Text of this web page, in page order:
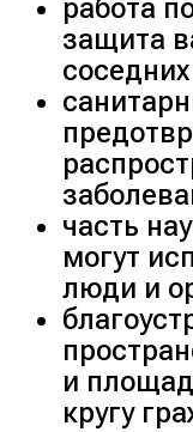
работа
защита
часть
могут
люди и
и
кругу